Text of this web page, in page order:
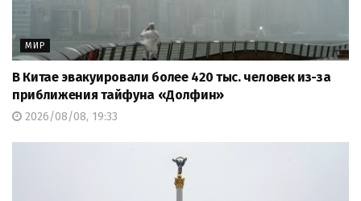
МИР
В Китае эвакуировали более 420 тыс. человек из-за
приближения тайфуна «Долфин»
2026/08/08, 19:33